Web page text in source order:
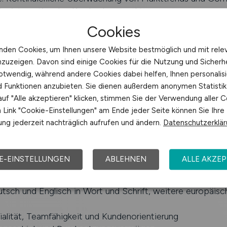
internationalen Krankenhausmarkt
Berufserfahrung im pharmazeutischen Vertrieb,
internationalen Business Development
Erfolge in der Kundenakquisition und Distributor-
Kenntnisse des europäischen und internationalen
Stakeholder
Netzwerke im internationalen Krankenhausumfeld
strukturierte und analytische Arbeitsweise
von MS Office (insbes. Excel, PowerPoint &
und Englisch in Wort und Schrift, weitere
Teamfähigkeit und Kundenorientierung
Cookies
Cookies, um Ihnen unsere Website bestmöglich und mit
Davon sind einige Cookies für die Nutzung und
während andere Cookies dabei helfen, Ihnen
Funktionen anzubieten. Sie dienen außerdem anonymen
"Alle akzeptieren" klicken, stimmen Sie der Verwendung aller
"Cookie-Einstellungen" am Ende jeder Seite können Sie Ihre
jederzeit nachträglich aufrufen und ändern.
EINSTELLUNGEN ABLEHNEN ALLE